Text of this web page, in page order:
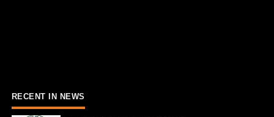
RECENT IN NEWS